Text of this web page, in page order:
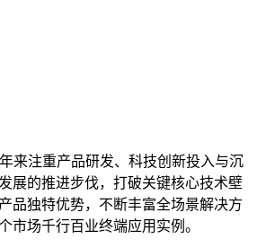
来注重产品研发、科技创新投入与沉
展的推进步伐，打破关键核心技术壁
品独特优势，不断丰富全场景解决方
市场千行百业终端应用实例。